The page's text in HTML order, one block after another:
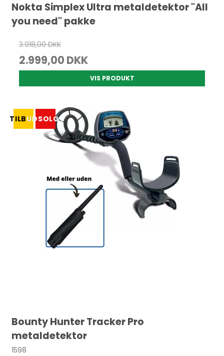
Nokta Simplex Ultra metaldetektor "All
you need" pakke
3.918,00 DKK
2.999,00 DKK
VIS PRODUKT
TILBUDUDSOLGT
Bounty Hunter Tracker Pro
metaldetektor
1598